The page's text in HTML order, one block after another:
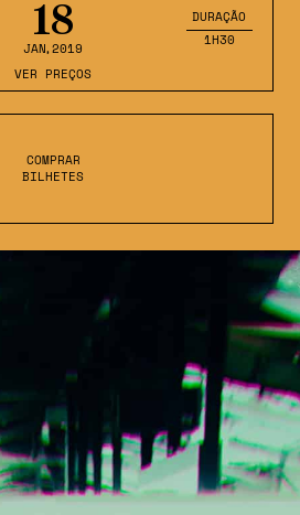
18
JAN,2019
DURAÇÃO
1H30
VER PREÇOS
COMPRAR
BILHETES